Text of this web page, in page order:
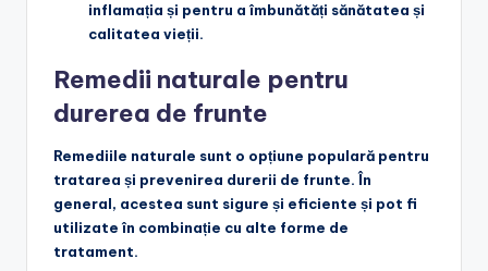
inflamația și pentru a îmbunătăți sănătatea și
calitatea vieții.
Remedii naturale pentru
durerea de frunte
Remediile naturale sunt o opțiune populară pentru
tratarea și prevenirea durerii de frunte. În
general, acestea sunt sigure și eficiente și pot fi
utilizate în combinație cu alte forme de
tratament.